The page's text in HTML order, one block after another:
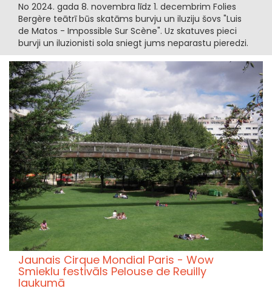
No 2024. gada 8. novembra līdz 1. decembrim Folies
Bergère teātrī būs skatāms burvju un iluziju šovs "Luis
de Matos - Impossible Sur Scène". Uz skatuves pieci
burvji un iluzionisti sola sniegt jums neparastu pieredzi.
Jaunais Cirque Mondial Paris - Wow
Smieklu festivāls Pelouse de Reuilly
laukumā